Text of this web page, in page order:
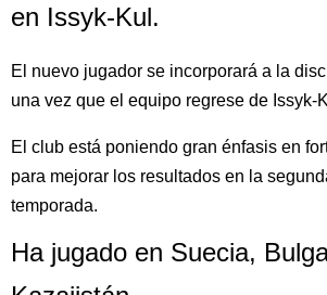
en Issyk-Kul.
El nuevo jugador se incorporará a la
una vez que el equipo regrese de Issyk-
El club está poniendo gran énfasis en
para mejorar los resultados en la
temporada.
Ha jugado en Suecia,